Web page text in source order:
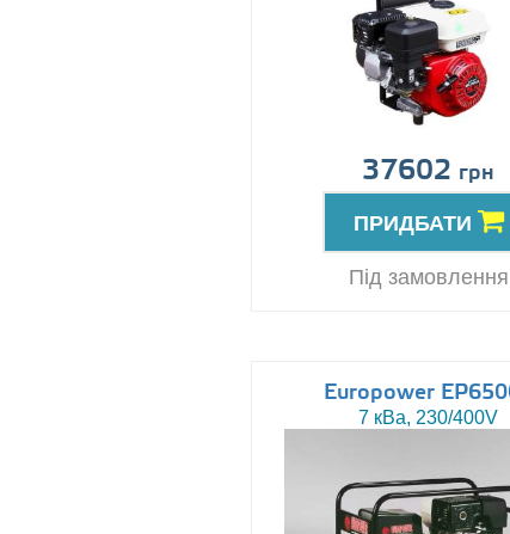
37602 грн
ПРИДБАТИ
Під замовлення
Europower
7 кВа, 230/400V